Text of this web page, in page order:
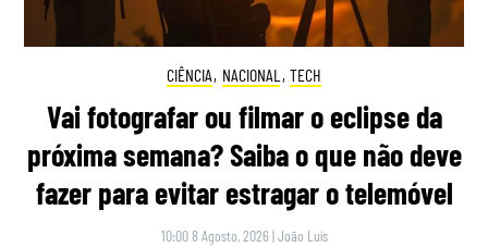
CIÊNCIA, NACIONAL , TECH
Vai fotografar ou filmar o eclipse da
próxima semana? Saiba o que não deve
fazer para evitar estragar o telemóvel
10:00 8 Agosto, 2026 |João Luís